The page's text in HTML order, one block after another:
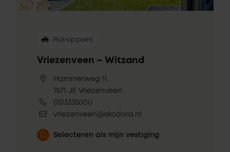
Pick-up point
Vriezenveen – Witzand
Hammerweg 11,
7671 JE Vriezenveen
0513335000
vriezenveen@skodora.nl
Selecteren als mijn vestiging